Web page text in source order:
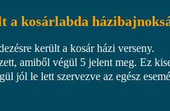
a kosárlabda
került a kosár házi verseny.
amiből végül 5 jelent meg. Ez
jól le lett szervezve az egész